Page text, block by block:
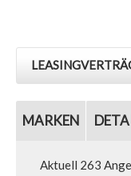
MARKEN
Aktuell 263